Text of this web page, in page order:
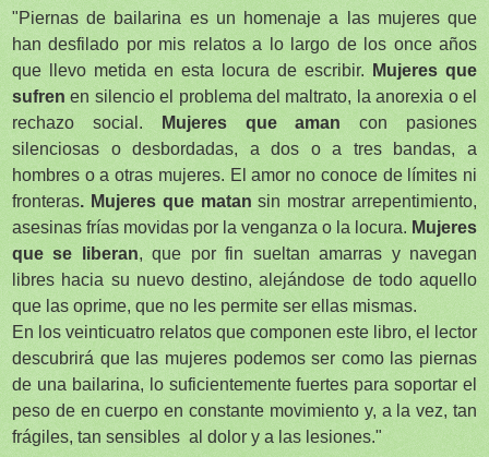
"Piernas de bailarina es un homenaje a las mujeres que
han desfilado por mis relatos a lo largo de los once años
que llevo metida en esta locura de escribir.
Mujeres que
sufren en silencio el problema del maltrato, la anorexia o el
rechazo social.
Mujeres que amancon pasiones
silenciosas o desbordadas, a dos o a tres bandas, a
hombres o a otras mujeres. El amor no conoce de límites ni
fronteras. Mujeres que matan sin mostrar arrepentimiento,
asesinas frías movidas por la venganza o la locura. Mujeres
que se liberan, que por fin sueltan amarras y navegan
libres hacia su nuevo destino, alejándose de todo aquello
que las oprime, que no les permite ser ellas mismas.
En los veinticuatro relatos que componen este libro, el lector
descubrirá que las mujeres podemos ser como las piernas
de una bailarina, lo suficientemente fuertes para soportar el
peso de en cuerpo en constante movimiento y, a la vez, tan
frágiles, tan sensibles al dolor y a las lesiones."